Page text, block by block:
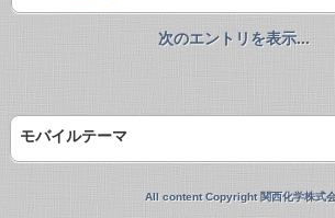
次のエントリを表示...
モバイルテーマ
All content Copyright 関西化学株式